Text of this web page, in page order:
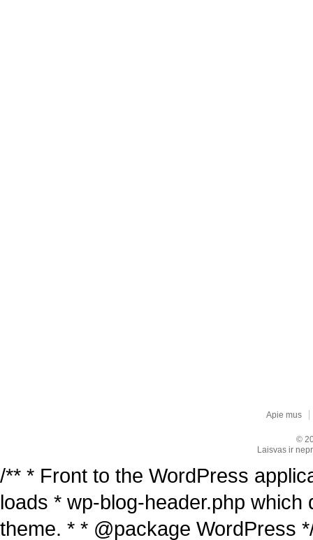
Apie mus
©
Laisvas ir
/** * Front to the WordPress
loads * wp-blog-header.php
theme. * * @package WordPress